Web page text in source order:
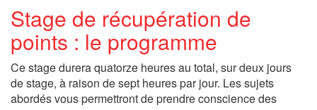
Stage de récupération de
points : le programme
Ce stage durera quatorze heures au total, sur deux jours
de stage, à raison de sept heures par jour. Les sujets
abordés vous permettront de prendre conscience des